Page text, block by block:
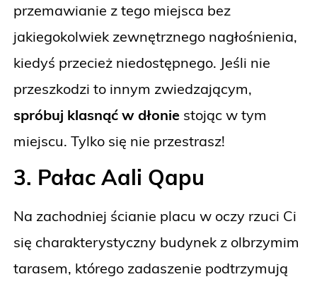
przemawianie z tego miejsca bez
jakiegokolwiek zewnętrznego nagłośnienia,
kiedyś przecież niedostępnego. Jeśli nie
przeszkodzi to innym zwiedzającym,
spróbuj klasnąć w dłonie stojąc w tym
miejscu. Tylko się nie przestrasz!
3. Pałac Aali Qapu
Na zachodniej ścianie placu w oczy rzuci Ci
się charakterystyczny budynek z olbrzymim
tarasem, którego zadaszenie podtrzymują